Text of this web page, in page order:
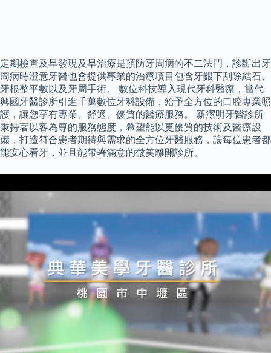
定期檢查及早發現及早治療是預防牙周病的不二法門，診斷出牙
周病時澄意牙醫也會提供專業的治療項目包含牙齦下刮除結石、
牙根整平數以及牙周手術。 數位科技導入現代牙科醫療，當代
興國牙醫診所引進千萬數位牙科設備，給予全方位的口腔專業照
護，讓您享有專業、舒適、優質的醫療服務。 新潔明牙醫診所
秉持著以客為尊的服務態度，希望能以更優質的技術及醫療設
備，打造符合患者期待與需求的全方位牙醫服務，讓每位患者都
能安心看牙，並且能帶著滿意的微笑離開診所。